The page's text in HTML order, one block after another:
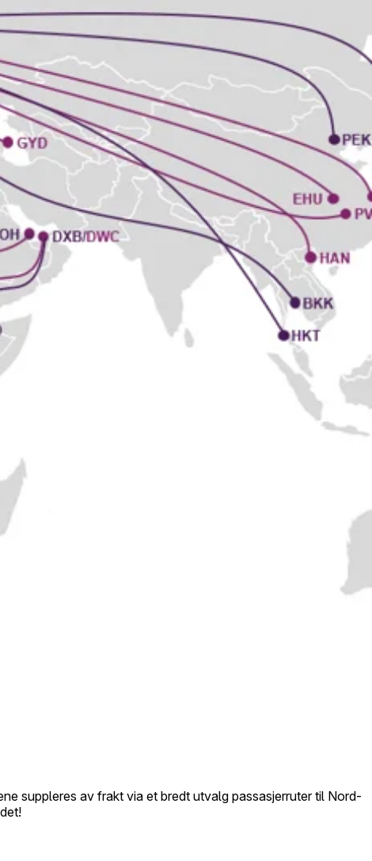
suppleres av frakt via et bredt utvalg passasjerruter til Nord-